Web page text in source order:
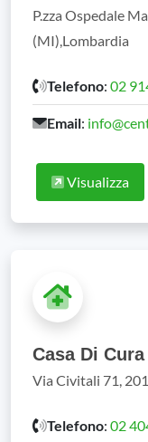
P.zza Ospedale
(MI),Lombardia
Telefono: 02
Email:
Visualizza
Casa Di
Via Civitali 71,
Telefono: 02